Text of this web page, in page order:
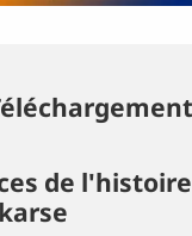
de